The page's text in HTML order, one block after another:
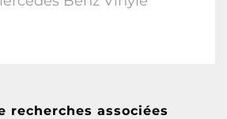
recherches associées